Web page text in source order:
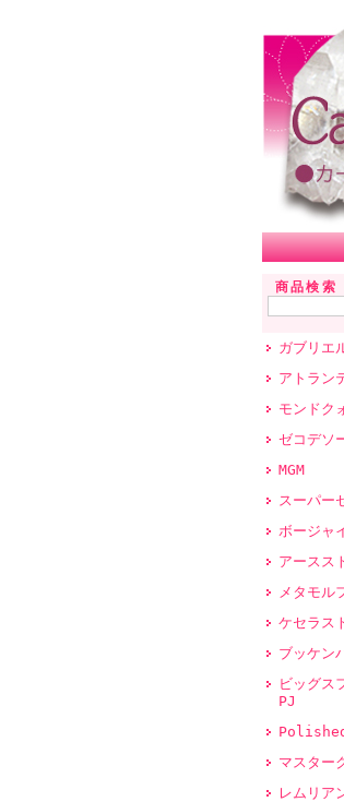
商品検索
ガブリエ
アトラン
モンドク
ゼコデソ
MGM
スーパー
ボージャ
アースス
メタモル
ケセラス
ブッケン
ビッグス
PJ
マスター
レムリア